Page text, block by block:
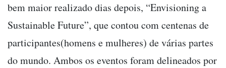
bem maior realizado dias depois, “Envisioning a
Sustainable Future”, que contou com centenas de
participantes(homens e mulheres) de várias partes
do mundo. Ambos os eventos foram delineados por